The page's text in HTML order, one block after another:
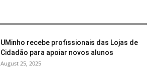
UMinho recebe profissionais das Lojas de
Cidadão para apoiar novos alunos
August 25, 2025